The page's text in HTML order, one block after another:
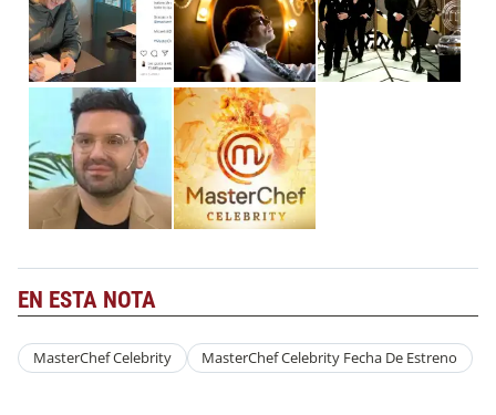
EN ESTA NOTA
MasterChef Celebrity MasterChef Celebrity Fecha De Estreno